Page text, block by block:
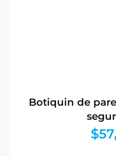
Botiquin de
$